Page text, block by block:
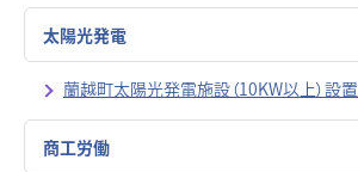
太陽光発電
蘭越町太陽光発電施設（10KW以上）設
商工労働